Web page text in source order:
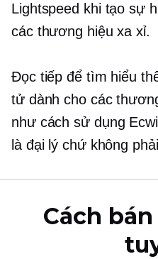
Lightspeed khi tạo sự
các thương hiệu xa xỉ.
Đọc tiếp để tìm hiểu
tử dành cho các
như cách sử dụng
là đại lý chứ không
Cách